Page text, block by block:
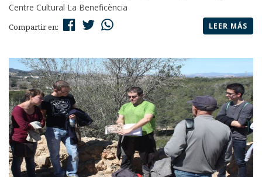
Centre Cultural La Beneficència
Compartir en: LEER MÁS